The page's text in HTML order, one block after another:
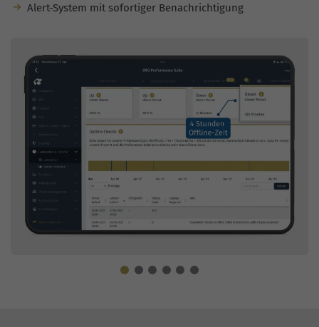
Alert-System mit sofortiger Benachrichtigung